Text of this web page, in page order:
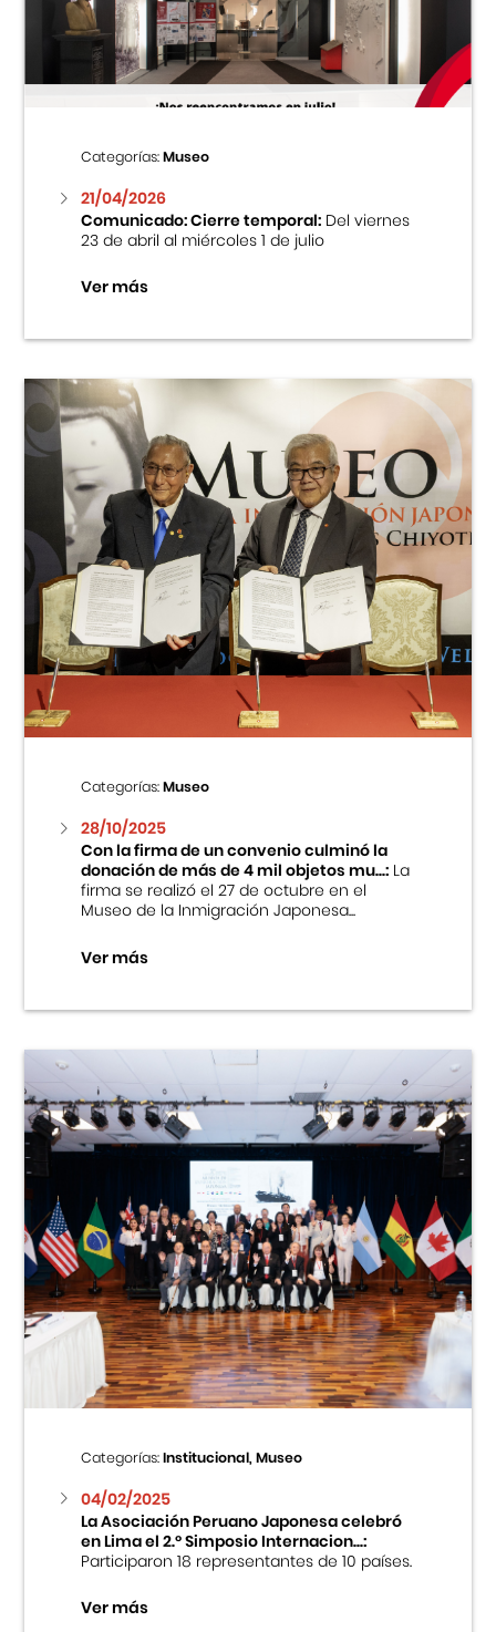
Centro Cultural Peruano Japonés
Museo de la Inmigración Japonesa
Fondo Editorial
Teatro Peruano Japonés
Categorías:Museo
21/04/2026
Comunicado: Cierre temporal:Del viernes
23 de abril al miércoles 1 de julio
Ver más
Categorías:Museo
28/10/2025
Con la firma de un convenio culminó la
donación de más de 4 mil objetos mu...:La
firma se realizó el 27 de octubre en el
Museo de la Inmigración Japonesa...
Ver más
Categorías:Institucional, Museo
04/02/2025
La Asociación Peruano Japonesa celebró
en Lima el 2.º Simposio Internacion...:
Participaron 18 representantes de 10 países.
Ver más